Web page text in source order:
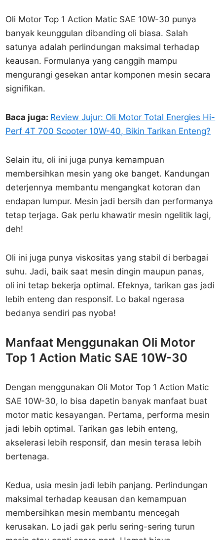
Oli Motor Top 1 Action Matic SAE 10W-30 punya
banyak keunggulan dibanding oli biasa. Salah
satunya adalah perlindungan maksimal terhadap
keausan. Formulanya yang canggih mampu
mengurangi gesekan antar komponen mesin secara
signifikan.
Baca juga: Review Jujur: Oli Motor Total Energies Hi-
Perf 4T 700 Scooter 10W-40, Bikin Tarikan Enteng?
Selain itu, oli ini juga punya kemampuan
membersihkan mesin yang oke banget. Kandungan
deterjennya membantu mengangkat kotoran dan
endapan lumpur. Mesin jadi bersih dan performanya
tetap terjaga. Gak perlu khawatir mesin ngelitik lagi,
deh!
Oli ini juga punya viskositas yang stabil di berbagai
suhu. Jadi, baik saat mesin dingin maupun panas,
oli ini tetap bekerja optimal. Efeknya, tarikan gas jadi
lebih enteng dan responsif. Lo bakal ngerasa
bedanya sendiri pas nyoba!
Manfaat Menggunakan Oli Motor
Top 1 Action Matic SAE 10W-30
Dengan menggunakan Oli Motor Top 1 Action Matic
SAE 10W-30, lo bisa dapetin banyak manfaat buat
motor matic kesayangan. Pertama, performa mesin
jadi lebih optimal. Tarikan gas lebih enteng,
akselerasi lebih responsif, dan mesin terasa lebih
bertenaga.
Kedua, usia mesin jadi lebih panjang. Perlindungan
maksimal terhadap keausan dan kemampuan
membersihkan mesin membantu mencegah
kerusakan. Lo jadi gak perlu sering-sering turun